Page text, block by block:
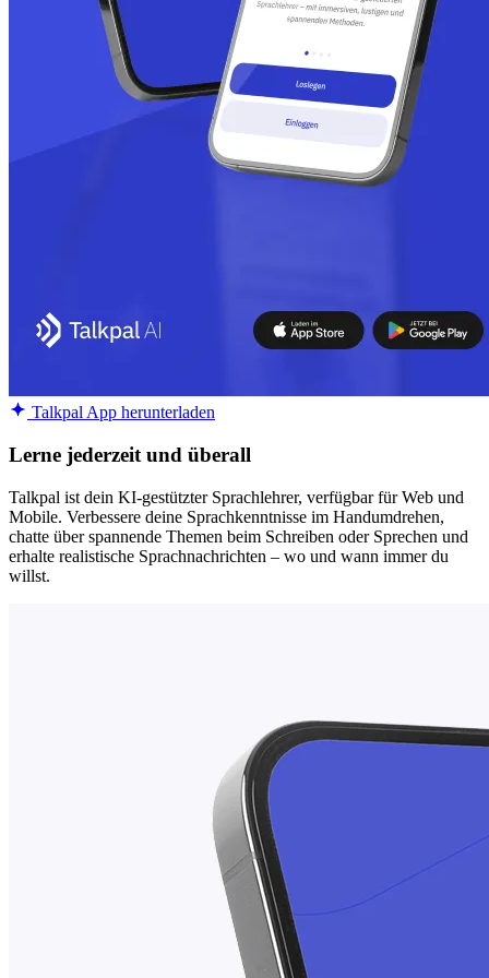
Talkpal App herunterladen
Lerne jederzeit und überall
Talkpal ist dein KI-gestützter Sprachlehrer, verfügbar für Web und
Mobile. Verbessere deine Sprachkenntnisse im Handumdrehen,
chatte über spannende Themen beim Schreiben oder Sprechen und
erhalte realistische Sprachnachrichten – wo und wann immer du
willst.